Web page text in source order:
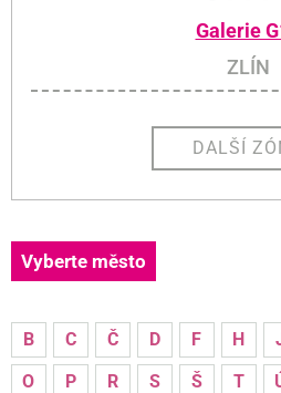
Galerie
ZLÍN
DALŠÍ
Vyberte město
B C Č D F H
O
P R S Š T